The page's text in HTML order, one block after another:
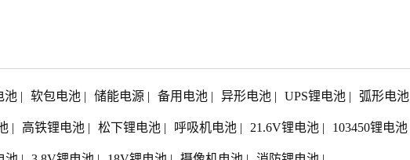
池 | 软包电池 | 储能电源 | 备用电池 | 异形电池 | UPS锂电池 | 弧形电池
| 高铁锂电池 | 松下锂电池 | 呼吸机电池 | 21.6V锂电池 | 103450锂电池